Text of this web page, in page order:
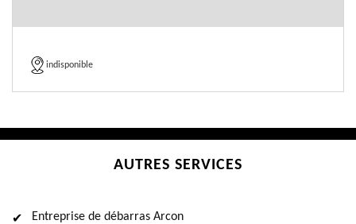
indisponible
AUTRES SERVICES
Entreprise de débarras Arcon